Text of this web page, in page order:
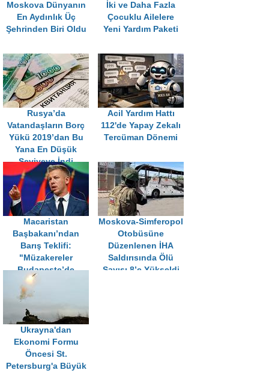
Moskova Dünyanın
En Aydınlık Üç
Şehrinden Biri Oldu
İki ve Daha Fazla
Çocuklu Ailelere
Yeni Yardım Paketi
Rusya’da
Vatandaşların Borç
Yükü 2019’dan Bu
Yana En Düşük
Seviyeye İndi
Acil Yardım Hattı
112'de Yapay Zekalı
Tercüman Dönemi
Macaristan
Başbakanı’ndan
Barış Teklifi:
"Müzakereler
Budapeşte’de
Yapılabilir"
Moskova-Simferopol
Otobüsüne
Düzenlenen İHA
Saldırısında Ölü
Sayısı 8’e Yükseldi
Ukrayna'dan
Ekonomi Formu
Öncesi St.
Petersburg'a Büyük